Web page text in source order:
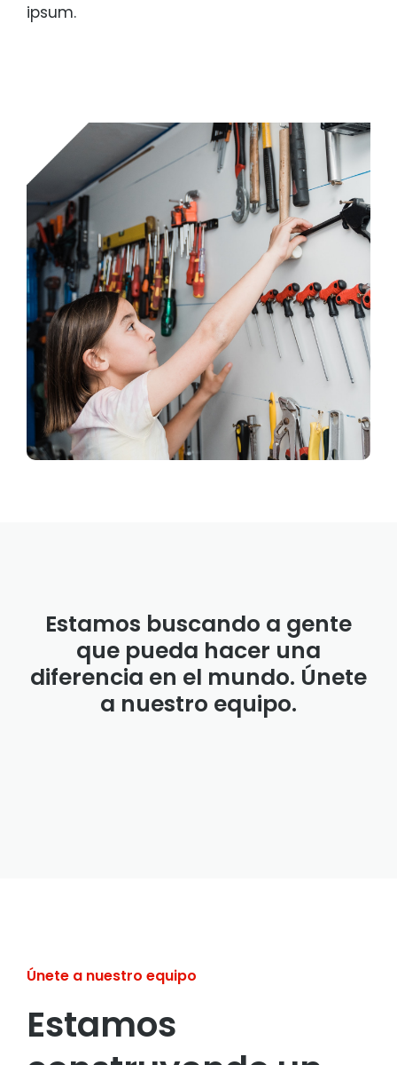
ipsum.
Estamos buscando a gente
que pueda hacer una
diferencia en el mundo. Únete
a nuestro equipo.
Únete a nuestro equipo
Estamos